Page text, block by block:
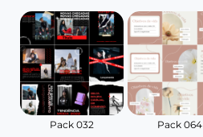
Pack 032 Pack 064